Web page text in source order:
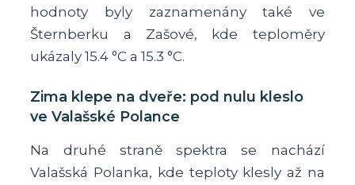
hodnoty byly zaznamenány také ve
Šternberku a Zašové, kde teploměry
ukázaly 15.4 °C a 15.3 °C.
Zima klepe na dveře: pod nulu kleslo
ve Valašské Polance
Na druhé straně spektra se nachází
Valašská Polanka, kde teploty klesly až na